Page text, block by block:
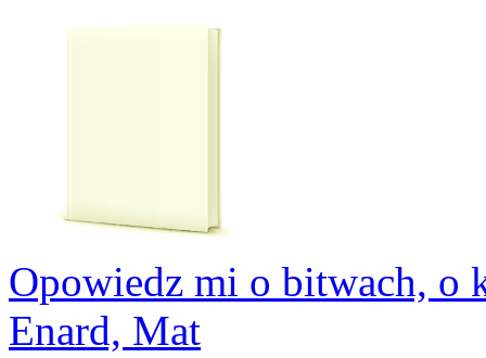
Opowiedz mi o bitwach, o
Enard, Mat